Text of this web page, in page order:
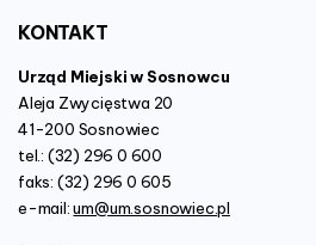
KONTAKT
Urząd Miejski w Sosnowcu
Aleja Zwycięstwa 20
41-200 Sosnowiec
tel.: (32) 296 0 600
faks: (32) 296 0 605
e-mail:um@um.sosnowiec.pl